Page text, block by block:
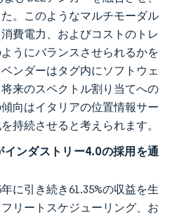
。このようなマルチモーダル
費電力、およびコストのトレ
うにバランスさせられるかを
ンダーはタグ内にソフトウェ
来のスペクトル割り当てへの
向はイタリアの位置情報サー
持続させると考えられます。
ンダストリー4.0の採用を通
に引き続き61.35%の収益を生
リートスケジューリング、お